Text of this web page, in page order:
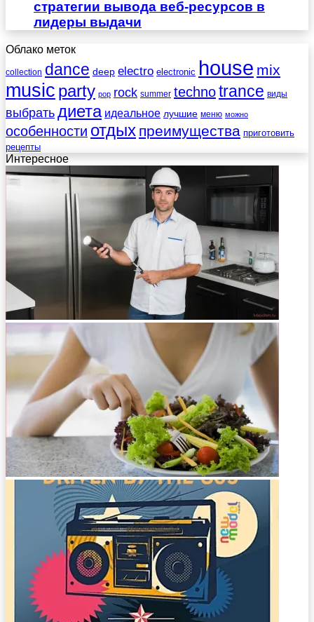
стратегии вывода веб-ресурсов в
лидеры выдачи
Облако меток
collection dance deep electro electronic house mix
music party pop rock summer technotrance виды
выбратьдиета идеальное лучшие меню можно
особенности отдых преимущества приготовить
рецепты
Интересное